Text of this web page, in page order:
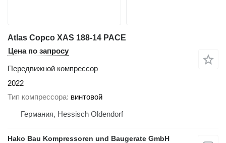
Atlas Copco XAS 188-14 PACE
Цена по запросу
Передвижной компрессор
2022
Тип компрессора винтовой
Германия, Hessisch Oldendorf
Hako Bau Kompressoren und Baugerate GmbH